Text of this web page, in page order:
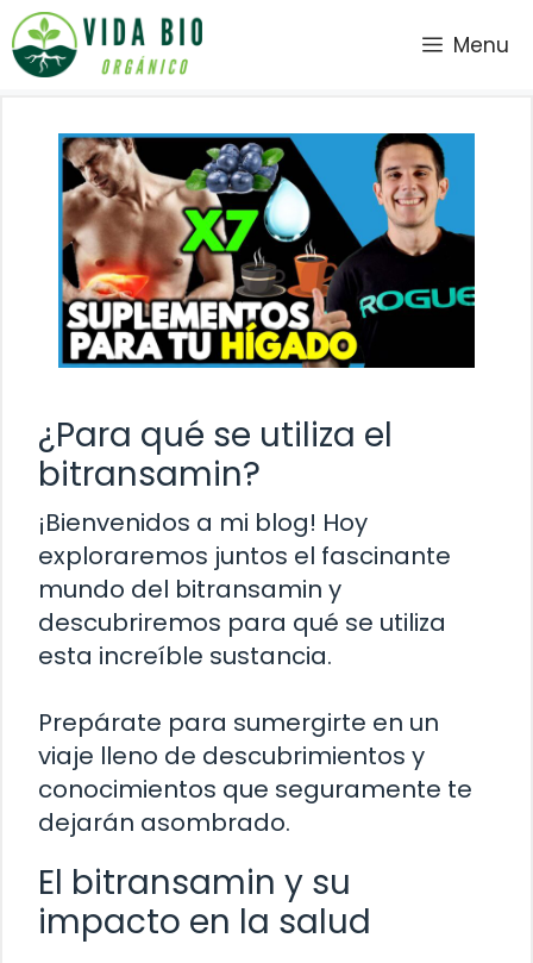
Saltar
al
contenido
Menu
¿Para qué se utiliza el
bitransamin?
¡Bienvenidos a mi blog! Hoy
exploraremos juntos el fascinante
mundo del bitransamin y
descubriremos para qué se utiliza
esta increíble sustancia.
Prepárate para sumergirte en un
viaje lleno de descubrimientos y
conocimientos que seguramente te
dejarán asombrado.
El bitransamin y su
impacto en la salud